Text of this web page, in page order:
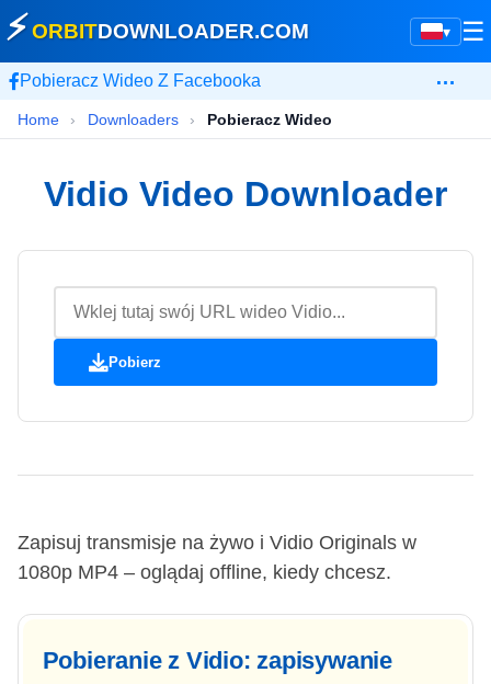
▾
⚡ORBITDOWNLOADER.COM ☰
Pobieracz Wideo Z Facebooka …
Home › Downloaders › Pobieracz Wideo
Vidio Video Downloader
Pobierz
Zapisuj transmisje na żywo i Vidio Originals w
1080p MP4 – oglądaj offline, kiedy chcesz.
Pobieranie z Vidio: zapisywanie